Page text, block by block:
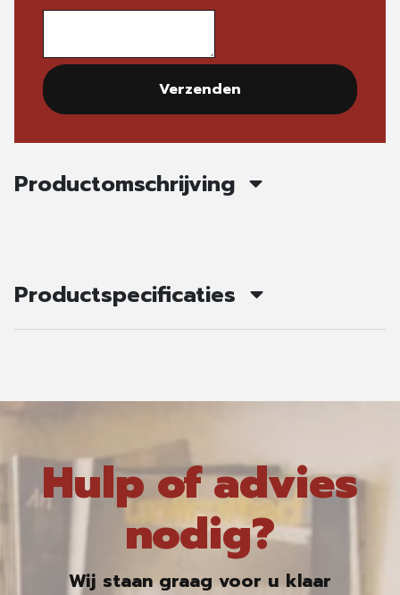
Verzenden
Productomschrijving
Productspecificaties
Hulp of advies
nodig?
Wij staan graag voor u klaar